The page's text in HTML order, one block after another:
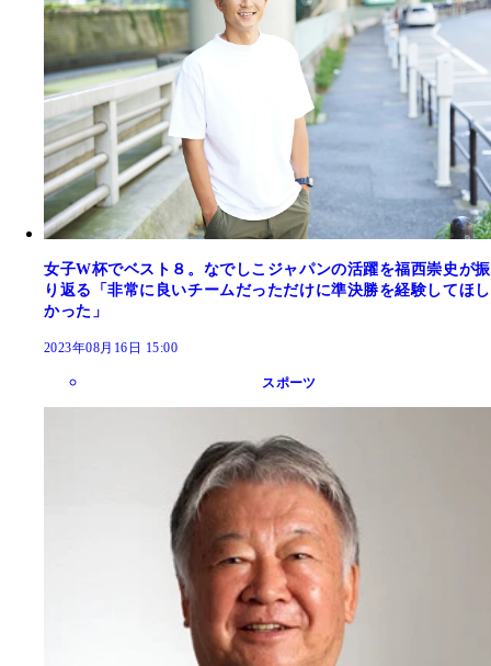
女子W杯でベスト８。なでしこジャパンの活躍を福西崇史が振
り返る「非常に良いチームだっただけに準決勝を経験してほし
かった」
2023年08月16日 15:00
スポーツ